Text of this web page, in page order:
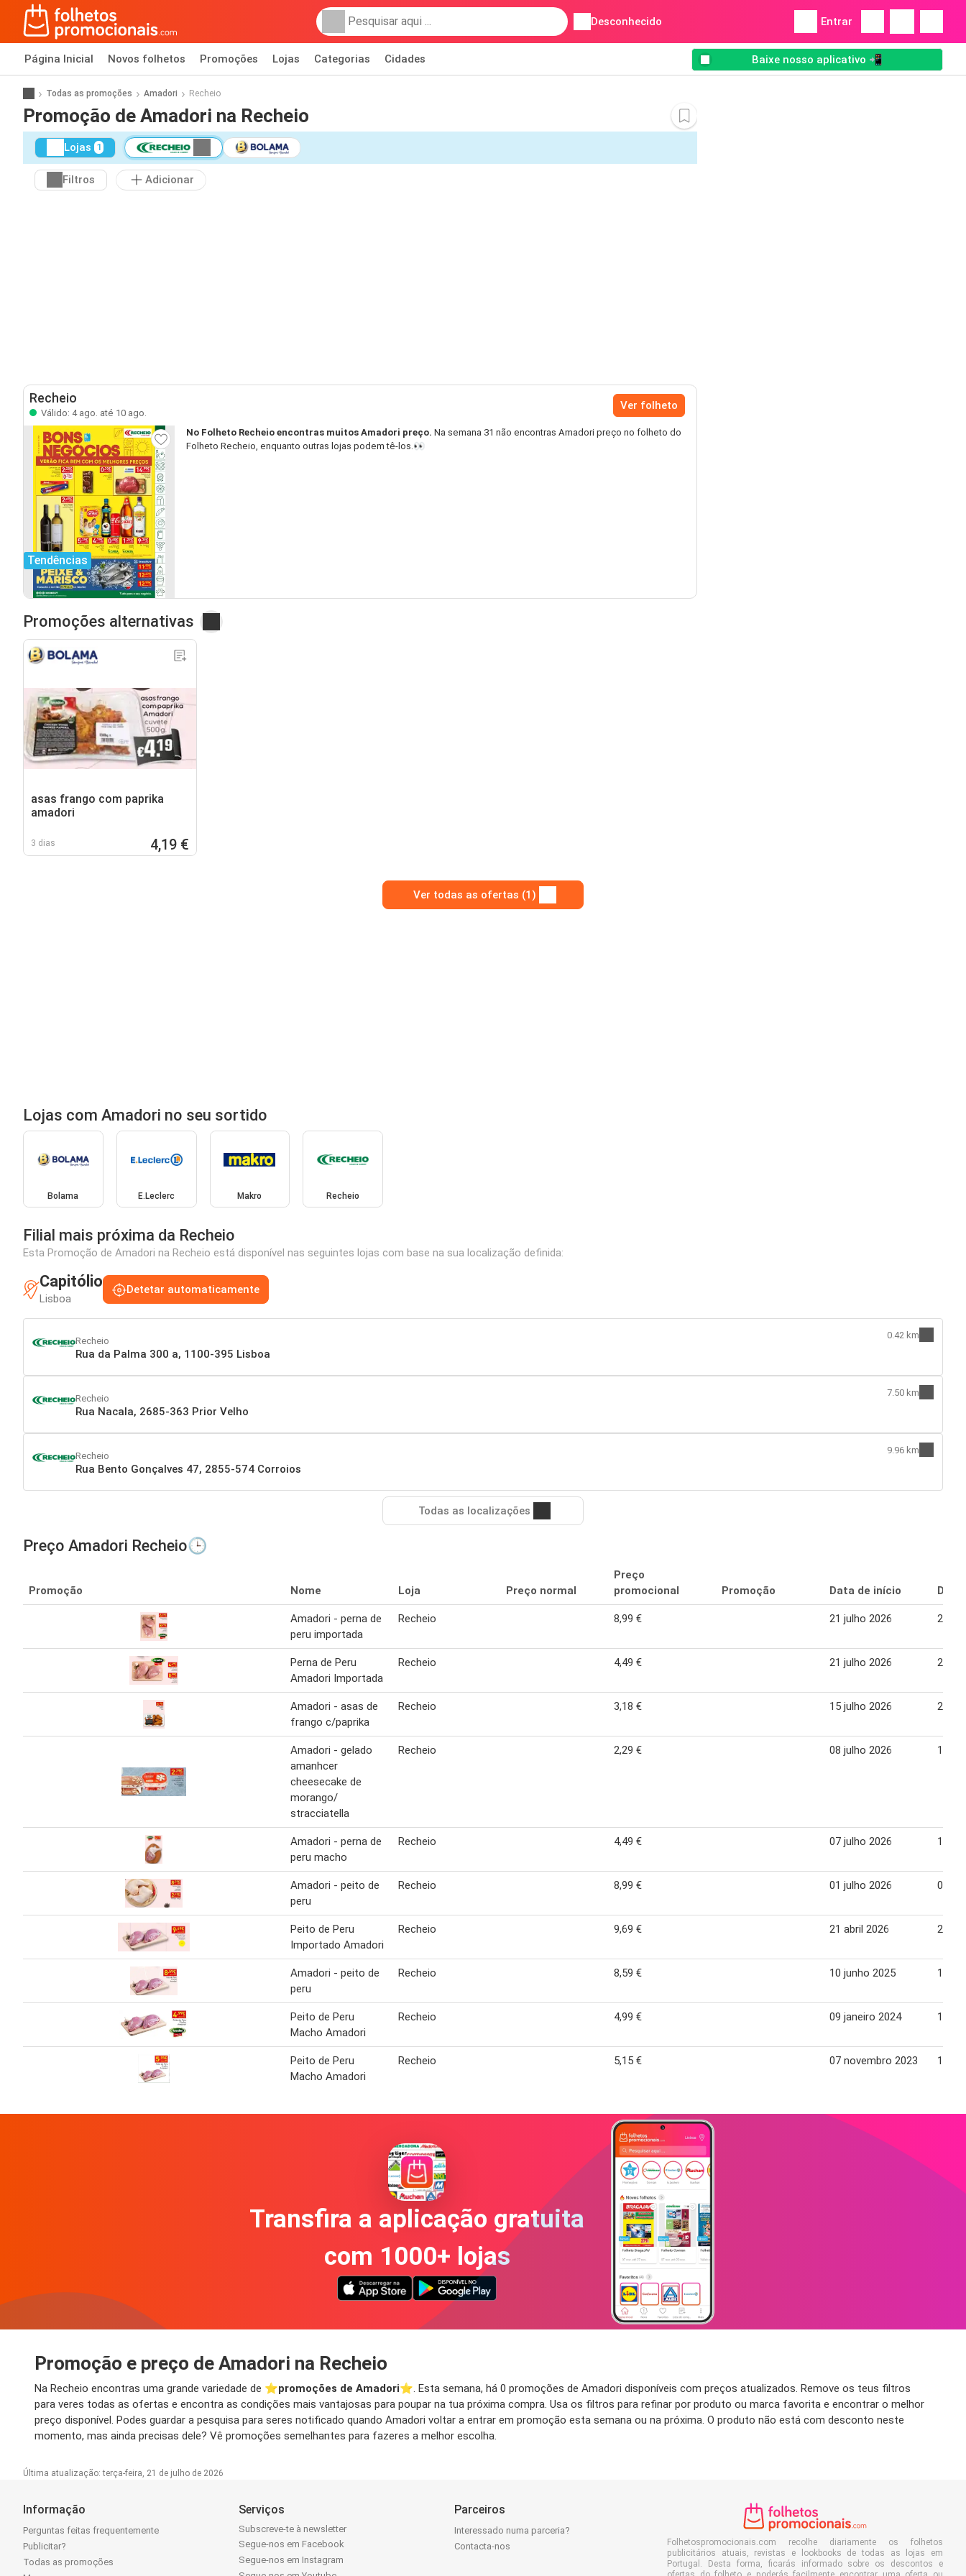
Desconhecido Entrar
Página Inicial Novos folhetos Promoções Lojas Categorias Cidades Baixe nosso aplicativo 📲
Todas as promoções Amadori Recheio
Promoção de Amadori na Recheio
Lojas 1
Filtros Adicionar
Recheio
Válido: 4 ago. até 10 ago.
Ver folheto
Tendências
No Folheto Recheio encontras muitos Amadori preço. Na semana 31 não encontras Amadori preço no folheto do
Folheto Recheio, enquanto outras lojas podem tê-los.👀
Promoções alternativas
asas frango com paprika
amadori
3 dias 4,19 €
Ver todas as ofertas (1)
Lojas com Amadori no seu sortido
Bolama E.Leclerc Makro Recheio
Filial mais próxima da Recheio
Esta Promoção de Amadori na Recheio está disponível nas seguintes lojas com base na sua localização definida:
Capitólio
Lisboa
Detetar automaticamente
Recheio
Rua da Palma 300 a, 1100-395 Lisboa
0.42 km
Recheio
Rua Nacala, 2685-363 Prior Velho
7.50 km
Recheio
Rua Bento Gonçalves 47, 2855-574 Corroios
9.96 km
Todas as localizações
Preço Amadori Recheio🕒
Promoção Nome Loja Preço normal
Preço
promocional
Promoção Data de início Data
Amadori - perna de
peru importada
Recheio 8,99 € 21 julho 2026 27
Perna de Peru
Amadori Importada
Recheio 4,49 € 21 julho 2026 27
Amadori - asas de
frango c/paprika
Recheio 3,18 € 15 julho 2026 20
Amadori - gelado
amanhcer
cheesecake de
morango/
stracciatella
Recheio 2,29 € 08 julho 2026 13
Amadori - perna de
peru macho
Recheio 4,49 € 07 julho 2026 13
Amadori - peito de
peru
Recheio 8,99 € 01 julho 2026 06
Peito de Peru
Importado Amadori
Recheio 9,69 € 21 abril 2026 28
Amadori - peito de
peru
Recheio 8,59 € 10 junho 2025 16
Peito de Peru
Macho Amadori
Recheio 4,99 € 09 janeiro 2024 15
Peito de Peru
Macho Amadori
Recheio 5,15 € 07 novembro 2023 13
Transfira a aplicação gratuita
com 1000+ lojas
Promoção e preço de Amadori na Recheio
Na Recheio encontras uma grande variedade de ⭐️promoções de Amadori⭐️. Esta semana, há 0 promoções de Amadori disponíveis com preços atualizados. Remove os teus filtros
para veres todas as ofertas e encontra as condições mais vantajosas para poupar na tua próxima compra. Usa os filtros para refinar por produto ou marca favorita e encontrar o melhor
preço disponível. Podes guardar a pesquisa para seres notificado quando Amadori voltar a entrar em promoção esta semana ou na próxima. O produto não está com desconto neste
momento, mas ainda precisas dele? Vê promoções semelhantes para fazeres a melhor escolha.
Última atualização: terça-feira, 21 de julho de 2026
Informação
Perguntas feitas frequentemente
Publicitar?
Todas as promoções
Serviços
Subscreve-te à newsletter
Segue-nos em Facebook
Segue-nos em Instagram
Parceiros
Interessado numa parceria?
Contacta-nos
Folhetospromocionais.com recolhe diariamente os folhetos
publicitários atuais, revistas e lookbooks de todas as lojas em
Portugal. Desta forma, ficarás informado sobre os descontos e